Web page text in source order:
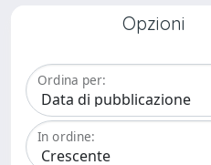
Opzioni
Ordina per:
In ordine: